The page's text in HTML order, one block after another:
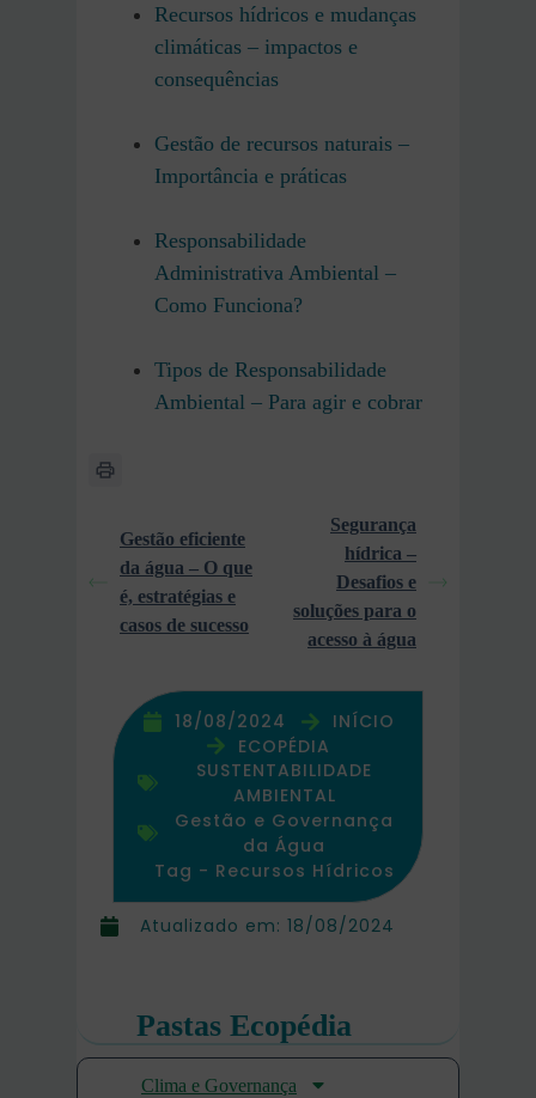
Atualizado em: 18/08/2024
Recursos hídricos e mudanças
climáticas – impactos e
consequências
Gestão de recursos naturais –
Importância e práticas
Responsabilidade
Administrativa Ambiental –
Como Funciona?
Tipos de Responsabilidade
Ambiental – Para agir e cobrar
Gestão eficiente
da água – O que
é, estratégias e
casos de sucesso
Segurança
hídrica –
Desafios e
soluções para o
acesso à água
18/08/2024
INÍCIO
ECOPÉDIA
SUSTENTABILIDADE
AMBIENTAL
Gestão e Governança
da Água
Tag - Recursos Hídricos
Pastas Ecopédia
Clima e Governança